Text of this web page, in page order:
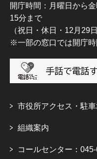
開庁時間：月曜日から
15分まで
（祝日・休日・12月29
※一部の窓口では開庁
市役所アクセス・駐
組織案内
コールセンター：